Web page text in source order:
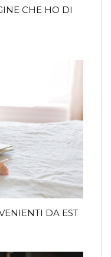
CHE HO DI
DA EST